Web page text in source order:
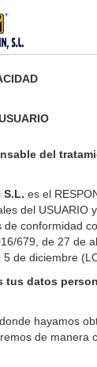
del
S.L. es el
del USUARIO
de conformidad
679, de 27 de
de diciembre
tus datos
hayamos
de manera